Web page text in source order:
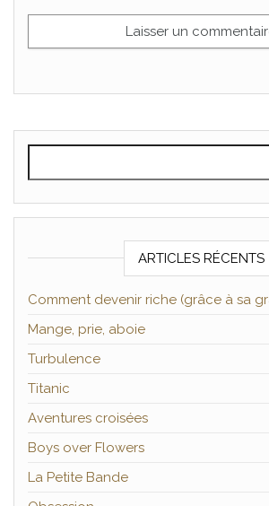
ARTICLES RÉCENTS
Comment devenir riche (grâce à sa
Mange, prie, aboie
Turbulence
Titanic
Aventures croisées
Boys over Flowers
La Petite Bande